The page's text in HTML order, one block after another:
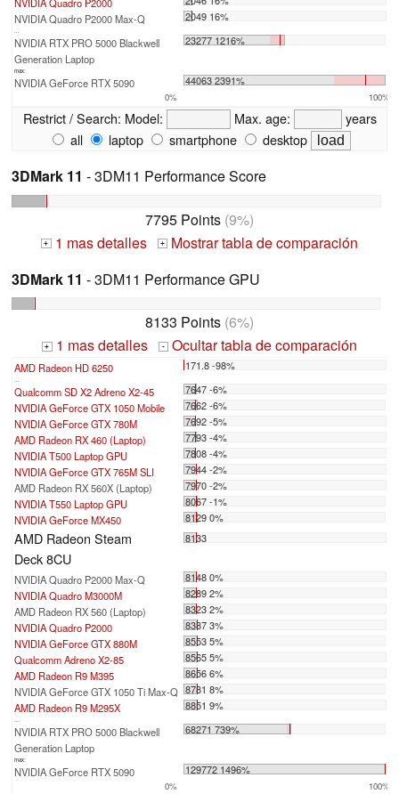
NVIDIA Quadro P2000 Max-Q
2049 16%
NVIDIA RTX PRO 5000 Blackwell
Generation Laptop
23277 1216%
max:
NVIDIA GeForce RTX 5090 44063 2391%
0% 100%
Restrict / Search: Model: Max. age:
years
all
laptop smartphone desktop
3DMark 11 - 3DM11 Performance Score
7795 Points (9%)
+ 1 mas detalles +
Mostrar tabla de comparación
3DMark 11 - 3DM11 Performance GPU
8133 Points (6%)
+ 1 mas detalles - Ocultar tabla de comparación
AMD Radeon HD 6250 171.8 -98%
...
Qualcomm SD X2 Adreno X2-45
7647 -6%
NVIDIA GeForce GTX 1050 Mobile
7662 -6%
NVIDIA GeForce GTX 780M
7692 -5%
AMD Radeon RX 460 (Laptop)
7793 -4%
NVIDIA T500 Laptop GPU
7808 -4%
NVIDIA GeForce GTX 765M SLI
7944 -2%
AMD Radeon RX 560X (Laptop)
7970 -2%
NVIDIA T550 Laptop GPU
8067 -1%
NVIDIA GeForce MX450
8129 0%
AMD Radeon Steam
Deck 8CU
8133
NVIDIA Quadro P2000 Max-Q
8148 0%
NVIDIA Quadro M3000M
8289 2%
AMD Radeon RX 560 (Laptop)
8323 2%
NVIDIA Quadro P2000
8387 3%
NVIDIA GeForce GTX 880M
8553 5%
Qualcomm Adreno X2-85
8565 5%
AMD Radeon R9 M395
8656 6%
NVIDIA GeForce GTX 1050 Ti Max-Q 8781 8%
AMD Radeon R9 M295X
8851 9%
...
NVIDIA RTX PRO 5000 Blackwell
Generation Laptop
68271 739%
max:
NVIDIA GeForce RTX 5090 129772 1496%
0% 100%